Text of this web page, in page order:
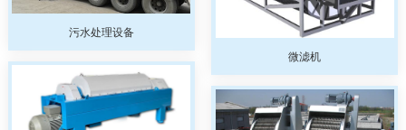
污水处理设备
微滤机